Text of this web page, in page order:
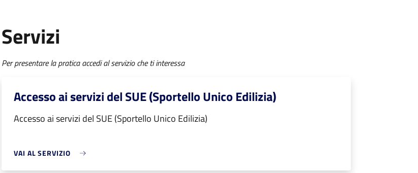
Servizi
Per presentare la pratica accedi al servizio che ti interessa
Accesso ai servizi del SUE (Sportello Unico Edilizia)
Accesso ai servizi del SUE (Sportello Unico Edilizia)
VAI AL SERVIZIO